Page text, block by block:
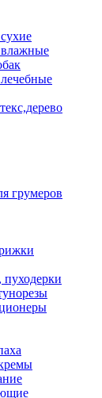
влажные
грумеров
пуходерки